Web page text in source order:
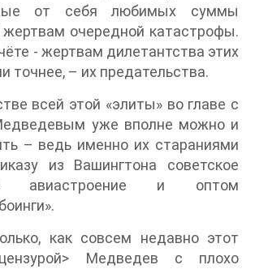
от себя любимых суммы
жертвам очередной катастрофы.
- жертвам дилетантства этих
точнее, – их предательства.
всей этой «элиты» во главе с
уже вполне можно и
– ведь именно их стараниями
из Вашингтона советское
авиастроение и оптом
как совсем недавно этот
Медведев с плохо